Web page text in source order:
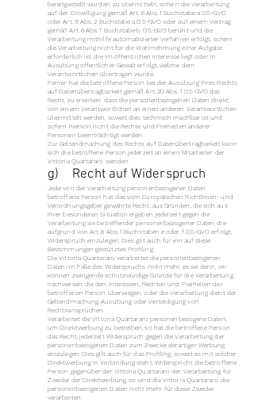
bereitgestellt wurden, zu übermitteln, sofern die Verarbeitung
auf der Einwilligung gemäß Art. 6 Abs. 1 Buchstabe a DS-GVO
oder Art. 9 Abs. 2 Buchstabe a DS-GVO oder auf einem Vertrag
gemäß Art. 6 Abs. 1 Buchstabe b DS-GVO beruht und die
Verarbeitung mithilfe automatisierter Verfahren erfolgt, sofern
die Verarbeitung nicht für die Wahrnehmung einer Aufgabe
erforderlich ist, die im öffentlichen Interesse liegt oder in
Ausübung öffentlicher Gewalt erfolgt, welche dem
Verantwortlichen übertragen wurde.
Ferner hat die betroffene Person bei der Ausübung ihres Rechts
auf Datenübertragbarkeit gemäß Art. 20 Abs. 1 DS-GVO das
Recht, zu erwirken, dass die personenbezogenen Daten direkt
von einem Verantwortlichen an einen anderen Verantwortlichen
übermittelt werden, soweit dies technisch machbar ist und
sofern hiervon nicht die Rechte und Freiheiten anderer
Personen beeinträchtigt werden.
Zur Geltendmachung des Rechts auf Datenübertragbarkeit kann
sich die betroffene Person jederzeit an einen Mitarbeiter der
Vittoria Quartararo wenden.
g) Recht auf Widerspruch
Jede von der Verarbeitung personenbezogener Daten
betroffene Person hat das vom Europäischen Richtlinien- und
Verordnungsgeber gewährte Recht, aus Gründen, die sich aus
ihrer besonderen Situation ergeben, jederzeit gegen die
Verarbeitung sie betreffender personenbezogener Daten, die
aufgrund von Art. 6 Abs. 1 Buchstaben e oder f DS-GVO erfolgt,
Widerspruch einzulegen. Dies gilt auch für ein auf diese
Bestimmungen gestütztes Profiling.
Die Vittoria Quartararo verarbeitet die personenbezogenen
Daten im Falle des Widerspruchs nicht mehr, es sei denn, wir
können zwingende schutzwürdige Gründe für die Verarbeitung
nachweisen, die den Interessen, Rechten und Freiheiten der
betroffenen Person überwiegen, oder die Verarbeitung dient der
Geltendmachung, Ausübung oder Verteidigung von
Rechtsansprüchen.
Verarbeitet die Vittoria Quartararo personenbezogene Daten,
um Direktwerbung zu betreiben, so hat die betroffene Person
das Recht, jederzeit Widerspruch gegen die Verarbeitung der
personenbezogenen Daten zum Zwecke derartiger Werbung
einzulegen. Dies gilt auch für das Profiling, soweit es mit solcher
Direktwerbung in Verbindung steht. Widerspricht die betroffene
Person gegenüber der Vittoria Quartararo der Verarbeitung für
Zwecke der Direktwerbung, so wird die Vittoria Quartararo die
personenbezogenen Daten nicht mehr für diese Zwecke
verarbeiten.